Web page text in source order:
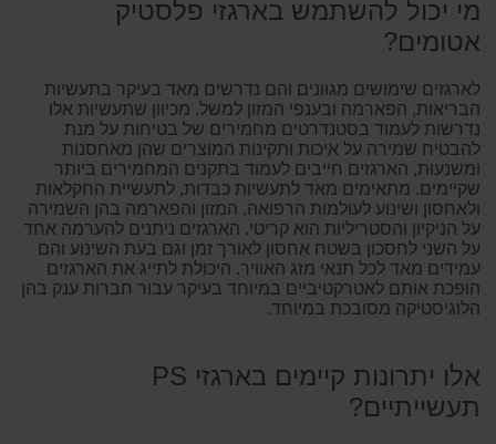
מי יכול להשתמש בארגזי פלסטיק
אטומים?
לארגזים שימושים מגוונים והם נדרשים מאד בעיקר בתעשיות
הבריאות, הפארמה ובענפי המזון למשל. מכיוון שתעשיות אלו
נדרשות לעמוד בסטנדרטים מחמירים של בטיחות על מנת
להבטיח שמירה על איכות ותקינות המוצרים שהן מאחסנות
ומשנעות, הארגזים חייבים לעמוד בתקנים המחמירים ביותר
שקיימים. מתאימים מאד לתעשיות כבדות, לתעשיית החקלאות
ולאחסון ושינוע לעולמות הרפואה, המזון והפארמה בהן השמירה
על הניקיון והסטריליות הוא קריטי. הארגזים ניתנים להערמה אחד
על השני לחסכון בשטח אחסון לאורך זמן וגם בעת השינוע והם
עמידים מאד לכל תנאי מזג האוויר. היכולת לתייג את הארגזים
הופכת אותם לאטרקטיביים במיוחד בעיקר עבור חברות ענק בהן
הלוגיסטיקה מסובכת במיוחד.
אלו יתרונות קיימים בארגזי PS
תעשייתיים?